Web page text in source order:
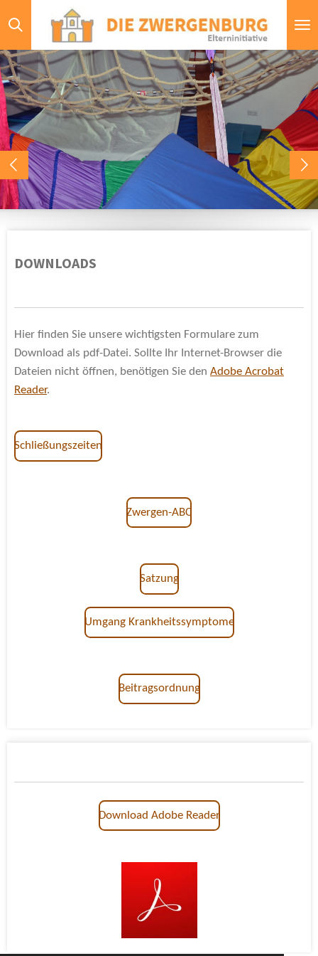
Zum
Hauptinhalt
springen
DOWNLOADS
Hier finden Sie unsere wichtigsten Formulare zum
Download als pdf-Datei. Sollte Ihr Internet-Browser die
Dateien nicht öffnen, benötigen Sie den Adobe Acrobat
Reader.
Schließungszeiten
Zwergen-ABC
Satzung
Umgang Krankheitssymptome
Beitragsordnung
Download Adobe Reader